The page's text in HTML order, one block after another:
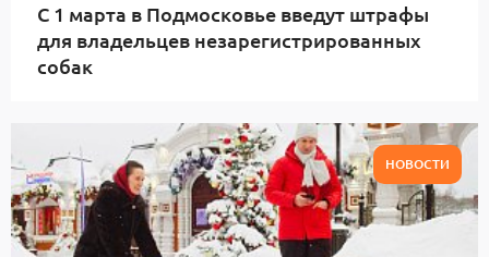
С 1 марта в Подмосковье введут штрафы
для владельцев незарегистрированных
собак
НОВОСТИ